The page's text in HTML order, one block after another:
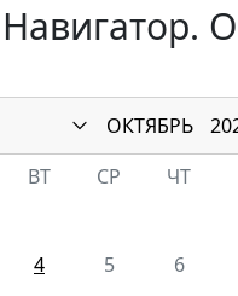
ОКТЯБРЬ
ВТ СР ЧТ
4 5 6